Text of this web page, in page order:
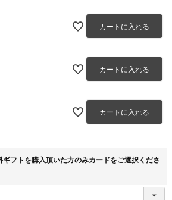
カートに入れる
カートに入れる
カートに入れる
フトを購入頂いた方のみカードをご選択くださ